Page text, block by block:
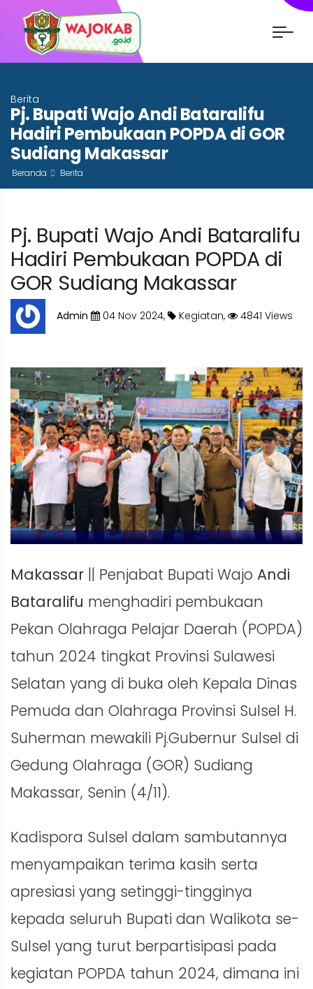
Berita
Pj. Bupati Wajo Andi Bataralifu
Hadiri Pembukaan POPDA di GOR
Sudiang Makassar
Beranda Berita
Pj. Bupati Wajo Andi Bataralifu
Hadiri Pembukaan POPDA di
GOR Sudiang Makassar
Admin 04 Nov 2024, Kegiatan, 4841 Views
Makassar || Penjabat Bupati Wajo Andi
Bataralifu menghadiri pembukaan
Pekan Olahraga Pelajar Daerah (POPDA)
tahun 2024 tingkat Provinsi Sulawesi
Selatan yang di buka oleh Kepala Dinas
Pemuda dan Olahraga Provinsi Sulsel H.
Suherman mewakili Pj.Gubernur Sulsel di
Gedung Olahraga (GOR) Sudiang
Makassar, Senin (4/11).
Kadispora Sulsel dalam sambutannya
menyampaikan terima kasih serta
apresiasi yang setinggi-tingginya
kepada seluruh Bupati dan Walikota se-
Sulsel yang turut berpartisipasi pada
kegiatan POPDA tahun 2024, dimana ini